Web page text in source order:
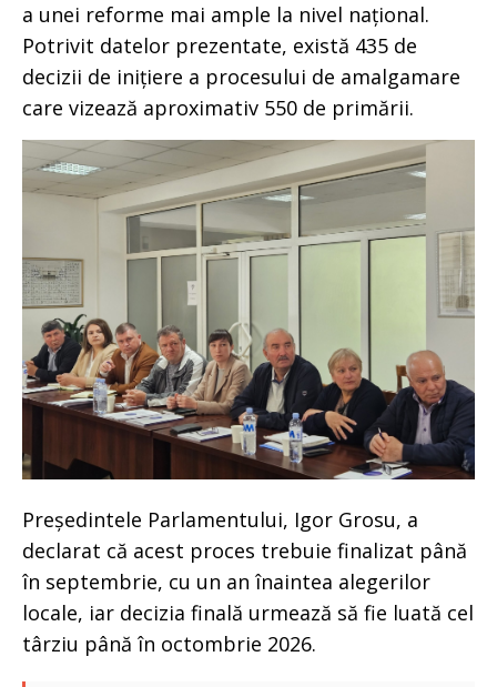
a unei reforme mai ample la nivel național.
Potrivit datelor prezentate, există 435 de
decizii de inițiere a procesului de amalgamare
care vizează aproximativ 550 de primării.
Președintele Parlamentului, Igor Grosu, a
declarat că acest proces trebuie finalizat până
în septembrie, cu un an înaintea alegerilor
locale, iar decizia finală urmează să fie luată cel
târziu până în octombrie 2026.